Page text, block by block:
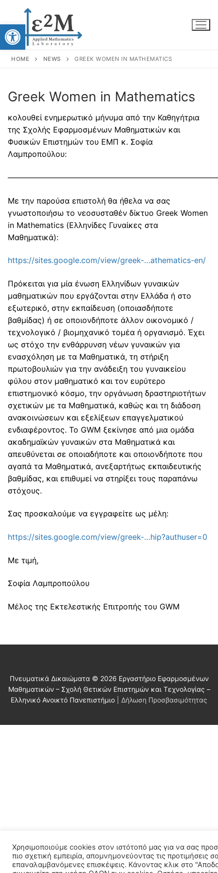
Open toolbar
Home
Scientific Research
Collaborations
Επιστημονικός Εξοπλισμός
Education
Actions
4th Twoday Conference of the Laboratory of
Μαθηματικών
6η Διημερίδα του Εργαστηρίου Εφαρμοσμένων
Μαθηματικών
7η Διημερίδα του Εργαστηρίου Εφαρμοσμένων
Μαθηματικών
Team
Χρήσιμοι Σύνδεσμοι
Contact
HOME NEWS GREEK WOMEN IN MATHEMATICS
Greek Women in Mathematics
κολουθεί ενημερωτικό μήνυμα από την Καθηγήτρια
της Σχολής Εφαρμοσμένων Μαθηματικών και
Φυσικών Επιστημών του ΕΜΠ κ. Σοφία
Λαμπροπούλου:
Με την παρούσα επιστολή θα ήθελα να σας
γνωστοποιήσω το νεοσυσταθέν δίκτυο Greek Women
in Mathematics (Ελληνίδες Γυναίκες στα
Μαθηματικά):
https://sites.google.com/view/greek-…athematics-en/
Πρόκειται για μία ένωση Ελληνίδων γυναικών
μαθηματικών που εργάζονται στην Ελλάδα ή στο
εξωτερικό, στην εκπαίδευση (οποιασδήποτε
βαθμίδας) ή σε οποιονδήποτε άλλον οικονομικό /
τεχνολογικό / βιομηχανικό τομέα ή οργανισμό. Έχει
ως στόχο την ενθάρρυνση νέων γυναικών για
ενασχόληση με τα Μαθηματικά, τη στήριξη
πρωτοβουλιών για την ανάδειξη του γυναικείου
φύλου στον μαθηματικό και τον ευρύτερο
επιστημονικό κόσμο, την οργάνωση δραστηριοτήτων
σχετικών με τα Μαθηματικά, καθώς και τη διάδοση
ανακοινώσεων και εξελίξεων επαγγελματικού
ενδιαφέροντος. Το GWM ξεκίνησε από μια ομάδα
ακαδημαϊκών γυναικών στα Μαθηματικά και
απευθύνεται σε οποιαδήποτε και οποιονδήποτε που
αγαπά τα Μαθηματικά, ανεξαρτήτως εκπαιδευτικής
βαθμίδας, και επιθυμεί να στηρίξει τους παραπάνω
στόχους.
Σας προσκαλούμε να εγγραφείτε ως μέλη:
https://sites.google.com/view/greek-…hip?authuser=0
Με τιμή,
Σοφία Λαμπροπούλου
Μέλος της Εκτελεστικής Επιτροπής του GWM
Πνευματικά Δικαιώματα © 2026 Εργαστήριο Εφαρμοσμένων
Μαθηματικών – Σχολή Θετικών Επιστημών και Τεχνολογίας –
Ελληνικό Ανοικτό Πανεπιστήμιο
| Δήλωση Προσβασιμότητας
Χρησιμοποιούμε cookies στον ιστότοπό μας για να σας
πιο σχετική εμπειρία, απομνημονεύοντας τις προτιμήσεις
επαναλαμβανόμενες επισκέψεις. Κάνοντας κλικ στο